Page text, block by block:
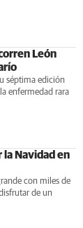
León
séptima edición
enfermedad rara
la Navidad en
con miles de
de un